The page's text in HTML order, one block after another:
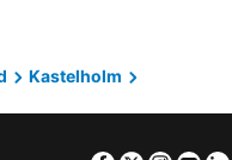
Kastelholm